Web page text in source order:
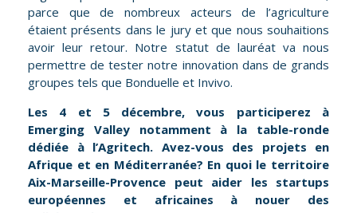
parce que de nombreux acteurs de l’agriculture
étaient présents dans le jury et que nous souhaitions
avoir leur retour. Notre statut de lauréat va nous
permettre de tester notre innovation dans de grands
groupes tels que Bonduelle et Invivo.
Les 4 et 5 décembre, vous participerez à
Emerging Valley notamment à la table-ronde
dédiée à l’Agritech. Avez-vous des projets en
Afrique et en Méditerranée? En quoi le territoire
Aix-Marseille-Provence peut aider les startups
européennes et africaines à nouer des